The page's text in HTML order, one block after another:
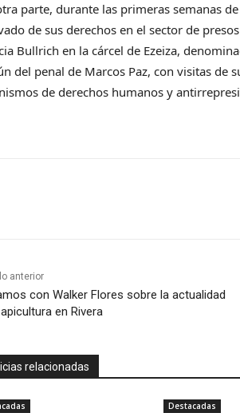
parte, durante las primeras semanas
de sus derechos en el sector de
Bullrich en la cárcel de Ezeiza,
del penal de Marcos Paz, con visitas de
de derechos humanos y
anterior
con Walker Flores sobre la actualidad
en Rivera
relacionadas
Destacadas